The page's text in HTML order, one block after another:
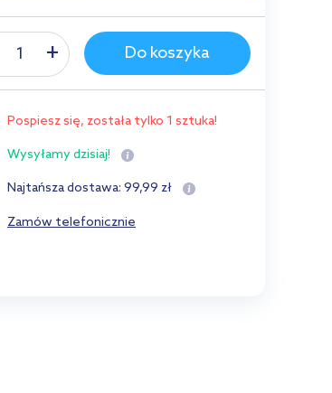
Do koszyka
Pospiesz się, została tylko 1 sztuka!
Wysyłamydzisiaj!
Najtańsza dostawa: 99,99 zł
Zamów telefonicznie